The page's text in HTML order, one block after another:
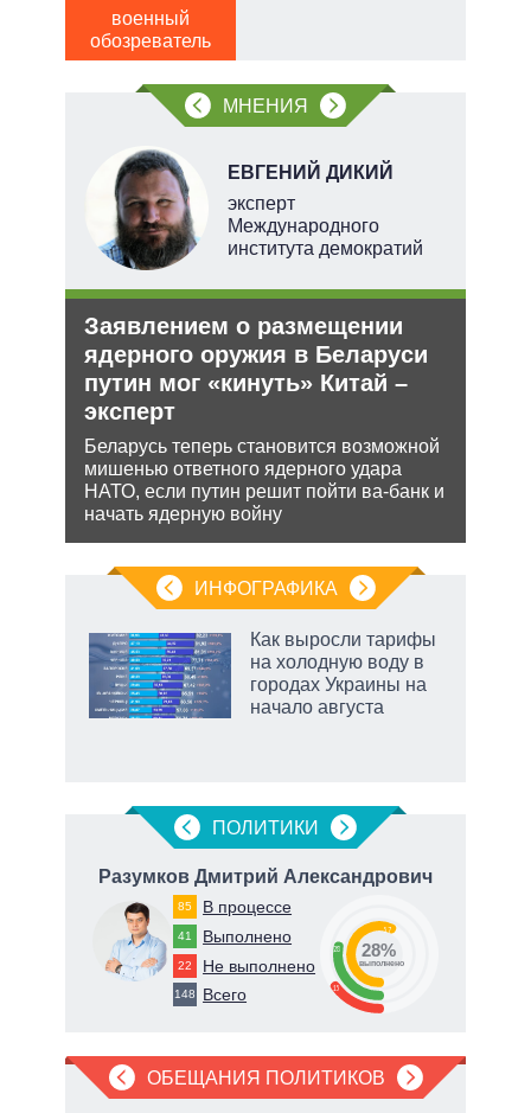
военный
обозреватель
МНЕНИЯ
ЕВГЕНИЙ ДИКИЙ
эксперт
Международного
института демократий
Заявлением о размещении
ядерного оружия в Беларуси
путин мог «кинуть» Китай –
эксперт
Беларусь теперь становится возможной
мишенью ответного ядерного удара
НАТО, если путин решит пойти ва-банк и
начать ядерную войну
ИНФОГРАФИКА
Как выросли тарифы
на холодную воду в
городах Украины на
начало августа
ПОЛИТИКИ
Разумков Дмитрий Александрович
85 В процессе
41 Выполнено
22 Не выполнено
148 Всего 15
28
57
28%
выполнено
ОБЕЩАНИЯ ПОЛИТИКОВ